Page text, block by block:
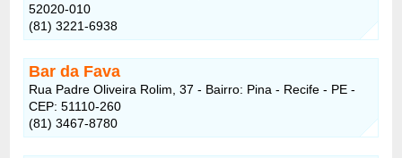
52020-010
(81) 3221-6938
Bar da Fava
Rua Padre Oliveira Rolim, 37 - Bairro: Pina - Recife - PE -
CEP: 51110-260
(81) 3467-8780